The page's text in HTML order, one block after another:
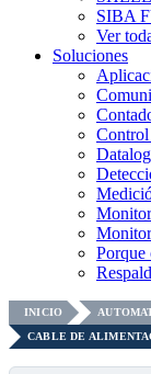
SIBA
Ver
Soluciones
Porque
INICIO
CABLE DE